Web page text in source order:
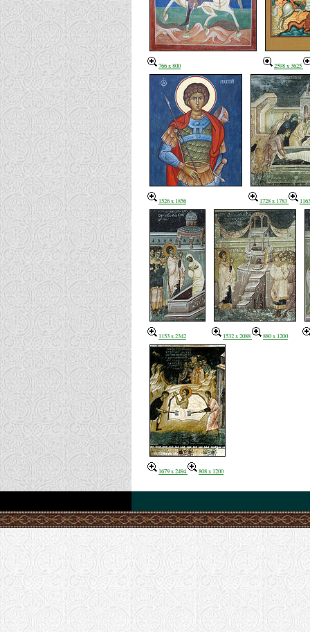
766 x 800 2598 x 3625
1526 x 1856 1728 x 1783
1153 x 2342 1532 x 2088 880 x 1200
1679 x 2494 808 x 1200